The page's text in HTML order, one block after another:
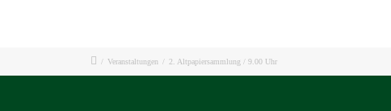
/ Veranstaltungen / 2. Altpapiersammlung / 9.00 Uhr